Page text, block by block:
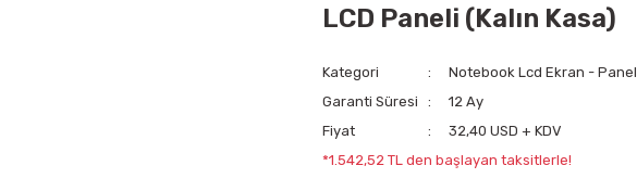
LCD Paneli (Kalın Kasa)
Kategori
Notebook Lcd Ekran - Panel
Garanti Süresi
12 Ay
Fiyat
32,40 USD + KDV
*1.542,52 TL den başlayan taksitlerle!